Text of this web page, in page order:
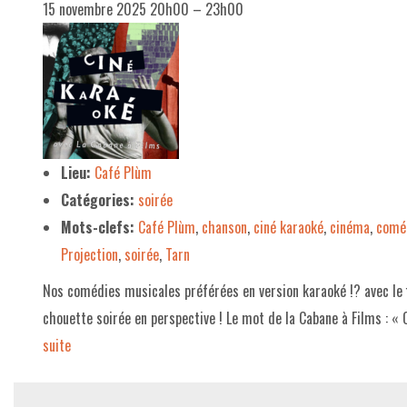
15 novembre 2025 20h00 – 23h00
Lieu: Café Plùm
Catégories: soirée
Mots-clefs: Café Plùm, chanson, ciné karaoké, cinéma,
Projection, soirée, Tarn
Nos comédies musicales préférées en version karaoké !? avec
chouette soirée en perspective ! Le mot de la Cabane à Films : «
suite­­